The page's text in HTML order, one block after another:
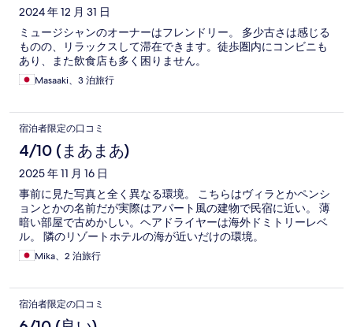
2024 年 12 月 31 日
ミュージシャンのオーナーはフレンドリー。 多少古さは感じる
ものの、リラックスして滞在できます。徒歩圏内にコンビニも
あり、また飲食店も多く困りません。
Masaaki、3 泊旅行
宿泊者限定の口コミ
4/10 (まあまあ)
2025 年 11 月 16 日
事前に見た写真と全く異なる環境。 こちらはヴィラとかペンシ
ョンとかの名前だが実際はアパート風の建物で民宿に近い。 薄
暗い部屋で古めかしい。ヘアドライヤーは海外ドミトリーレベ
ル。 隣のリゾートホテルの海が近いだけの環境。
Mika、2 泊旅行
宿泊者限定の口コミ